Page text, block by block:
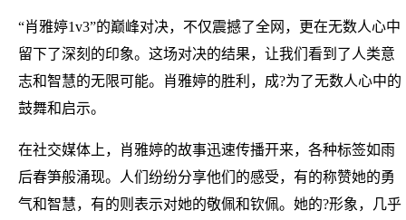
“肖雅婷1v3”的巅峰对决，不仅震撼了全网，更在无数人心中
留下了深刻的印象。这场对决的结果，让我们看到了人类意
志和智慧的无限可能。肖雅婷的胜利，成?为了无数人心中的
鼓舞和启示。
在社交媒体上，肖雅婷的故事迅速传播开来，各种标签如雨
后春笋般涌现。人们纷纷分享他们的感受，有的称赞她的勇
气和智慧，有的则表示对她的敬佩和钦佩。她的?形象，几乎